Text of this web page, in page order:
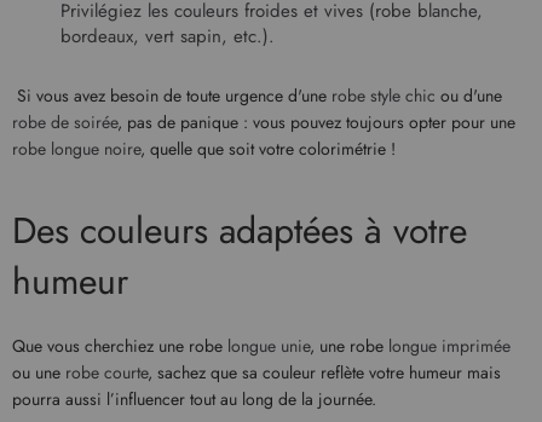
Privilégiez les couleurs froides et vives (robe blanche,
bordeaux, vert sapin, etc.).
Si vous avez besoin de toute urgence d'une robe style chic ou d'une
robe de soirée, pas de panique : vous pouvez toujours opter pour une
robe longue noire, quelle que soit votre colorimétrie !
Des couleurs adaptées à votre
humeur
Que vous cherchiez une robe longue unie, une robe longue imprimée
ou une robe courte, sachez que sa couleur reflète votre humeur mais
pourra aussi l’influencer tout au long de la journée.